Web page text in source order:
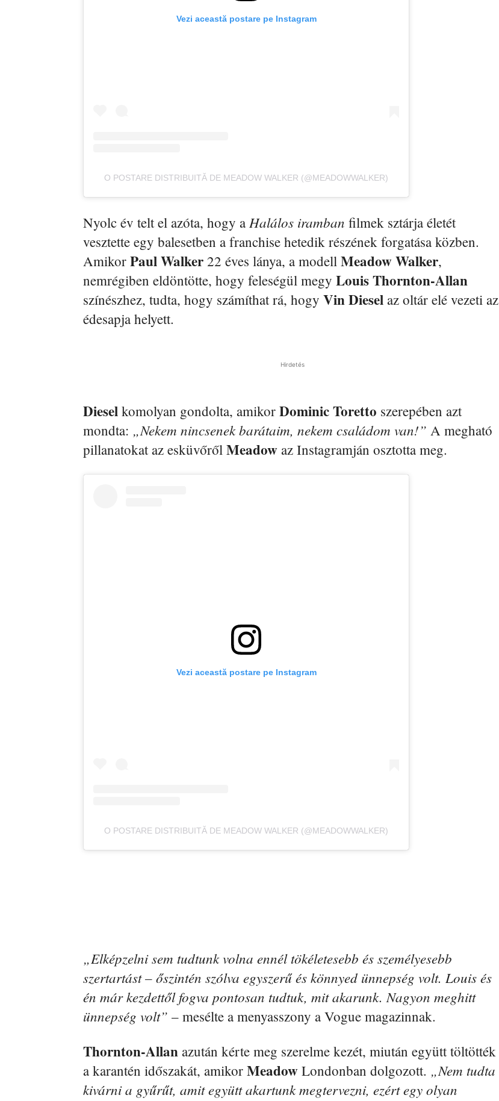
Vezi această postare pe Instagram
O POSTARE DISTRIBUITĂ DE MEADOW WALKER (@MEADOWWALKER)
Nyolc év telt el azóta, hogy a Halálos iramban filmek sztárja életét
vesztette egy balesetben a franchise hetedik részének forgatása közben.
Amikor Paul Walker 22 éves lánya, a modell Meadow Walker,
nemrégiben eldöntötte, hogy feleségül megy Louis Thornton-Allan
színészhez, tudta, hogy számíthat rá, hogy Vin Diesel az oltár elé vezeti az
édesapja helyett.
Hirdetés
Diesel komolyan gondolta, amikor Dominic Toretto szerepében azt
mondta: „Nekem nincsenek barátaim, nekem családom van!” A megható
pillanatokat az esküvőről Meadow az Instagramján osztotta meg.
Vezi această postare pe Instagram
O POSTARE DISTRIBUITĂ DE MEADOW WALKER (@MEADOWWALKER)
„Elképzelni sem tudtunk volna ennél tökéletesebb és személyesebb
szertartást – őszintén szólva egyszerű és könnyed ünnepség volt. Louis és
én már kezdettől fogva pontosan tudtuk, mit akarunk. Nagyon meghitt
ünnepség volt” – mesélte a menyasszony a Vogue magazinnak.
Thornton-Allan azután kérte meg szerelme kezét, miután együtt töltötték
a karantén időszakát, amikor Meadow Londonban dolgozott. „Nem tudta
kivárni a gyűrűt, amit együtt akartunk megtervezni, ezért egy olyan